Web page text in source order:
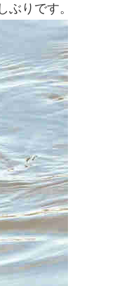
りです。